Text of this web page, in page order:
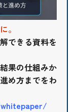
。
できる資料を
果の仕組みか
め方までをわ